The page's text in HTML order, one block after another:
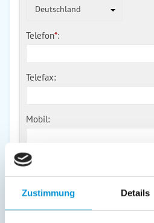
Zustimmung Details
Deutschland
Telefon*:
Telefax:
Mobil:
E-Mail:
Freier Kommentar an Vermieter